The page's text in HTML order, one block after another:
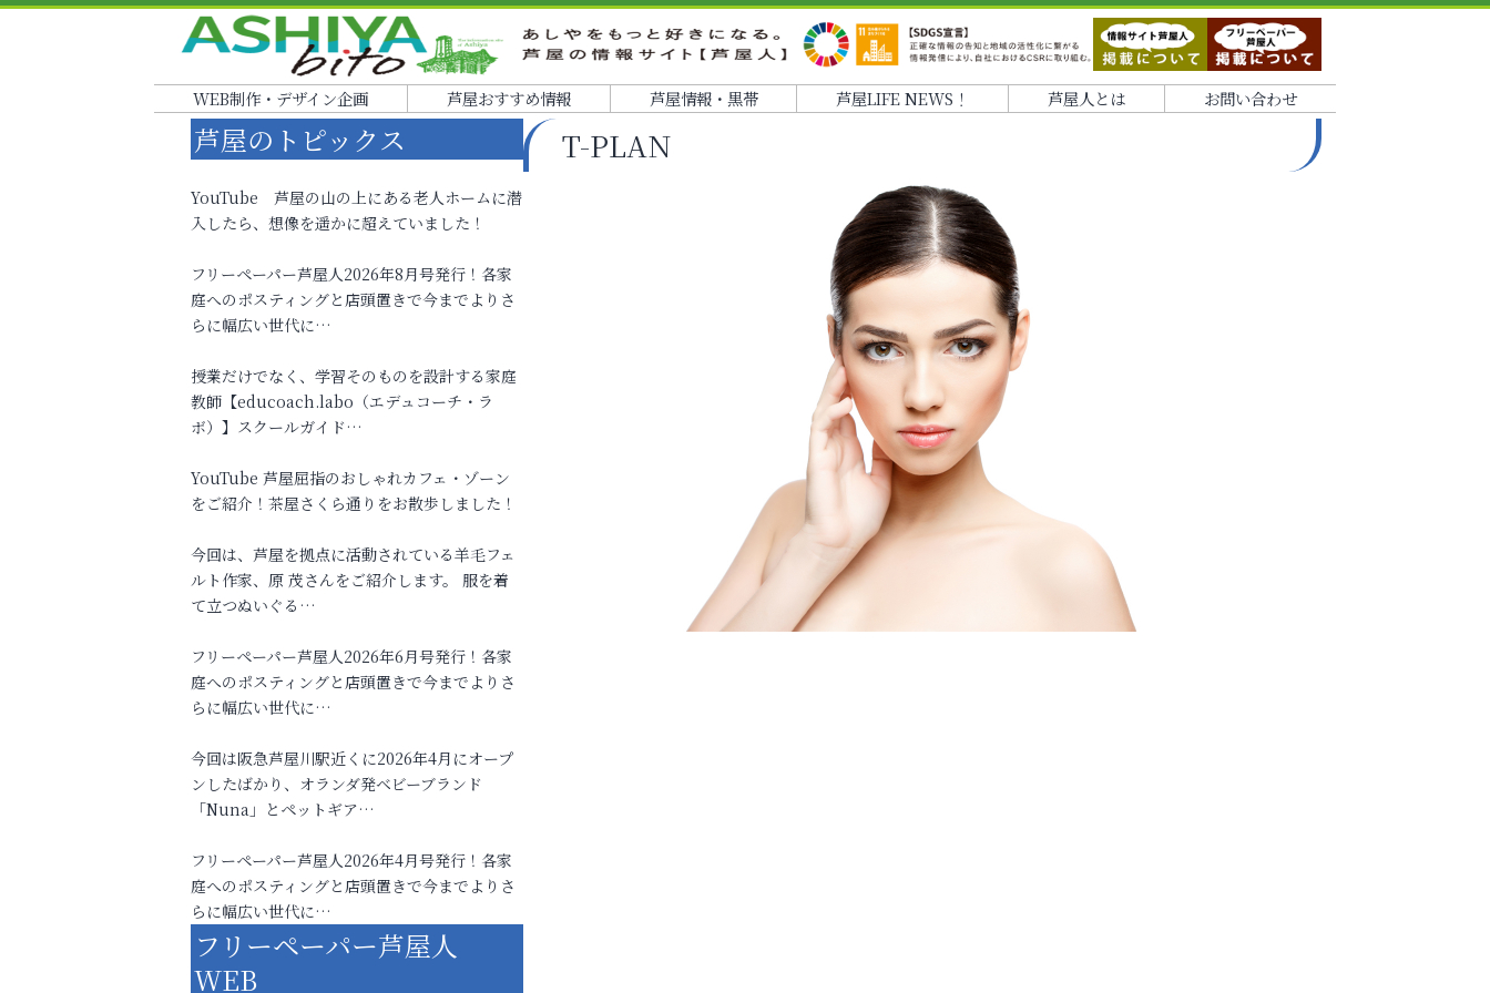
WEB制作・デザイン企画 芦屋おすすめ情報 芦屋情報・黒帯 芦屋LIFE NEWS！ 芦屋人とは お問い合わせ
T-PLAN
芦屋のトピックス
YouTube 芦屋の山の上にある老人ホームに潜
入したら、想像を遥かに超えていました！
フリーペーパー芦屋人2026年8月号発行！各家
庭へのポスティングと店頭置きで今までよりさ
らに幅広い世代に…
授業だけでなく、学習そのものを設計する家庭
教師【educoach.labo（エデュコーチ・ラ
ボ）】スクールガイド…
YouTube 芦屋屈指のおしゃれカフェ・ゾーン
をご紹介！茶屋さくら通りをお散歩しました！
今回は、芦屋を拠点に活動されている羊毛フェ
ルト作家、原 茂さんをご紹介します。 服を着
て立つぬいぐる…
フリーペーパー芦屋人2026年6月号発行！各家
庭へのポスティングと店頭置きで今までよりさ
らに幅広い世代に…
今回は阪急芦屋川駅近くに2026年4月にオープ
ンしたばかり、オランダ発ベビーブランド
「Nuna」とペットギア…
フリーペーパー芦屋人2026年4月号発行！各家
庭へのポスティングと店頭置きで今までよりさ
らに幅広い世代に…
フリーペーパー芦屋人
WEB